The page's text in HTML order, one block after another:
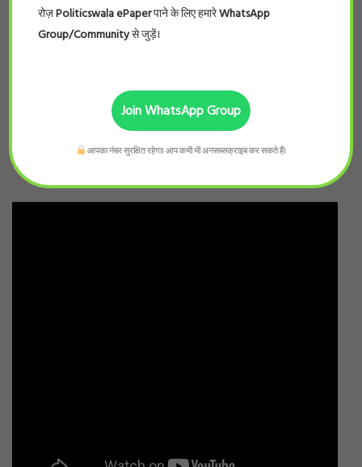
रोज़Politicswala ePaperपाने के लिए हमारेWhatsApp
Group/Communityसे जुड़ें।
Join WhatsApp Group
आपका नंबर सुरक्षित रहेगा। आप कभी भी अनसब्सक्राइब कर सकते हैं।